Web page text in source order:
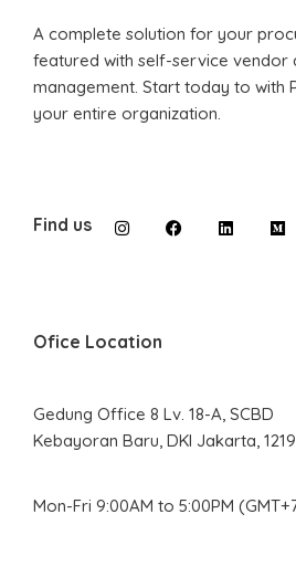
A complete solution for your
featured with self-service vendor
management. Start today to with
your entire organization.
Find us
Ofice Location
Gedung Office 8 Lv. 18-A, SCBD
Kebayoran Baru, DKI Jakarta,
Mon-Fri 9:00AM to 5:00PM